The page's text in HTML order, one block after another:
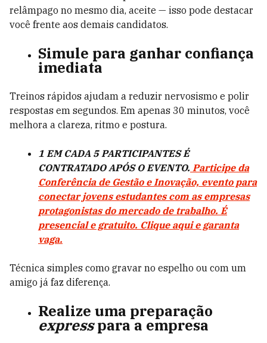
relâmpago no mesmo dia, aceite — isso pode destacar
você frente aos demais candidatos.
Simule para ganhar confiança
imediata
Treinos rápidos ajudam a reduzir nervosismo e polir
respostas em segundos. Em apenas 30 minutos, você
melhora a clareza, ritmo e postura.
1 EM CADA 5 PARTICIPANTES É
CONTRATADO APÓS O EVENTO. Participe da
Conferência de Gestão e Inovação, evento para
conectar jovens estudantes com as empresas
protagonistas do mercado de trabalho. É
presencial e gratuito. Clique aqui e garanta
vaga.
Técnica simples como gravar no espelho ou com um
amigo já faz diferença.
Realize uma preparação
expresspara a empresa